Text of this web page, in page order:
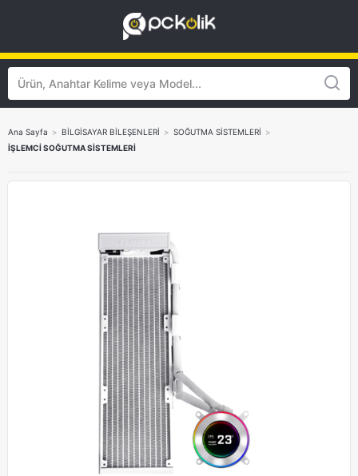
Ana Sayfa > BİLGİSAYAR BİLEŞENLERİ > SOĞUTMA SİSTEMLERİ >
İŞLEMCİ SOĞUTMA SİSTEMLERİ